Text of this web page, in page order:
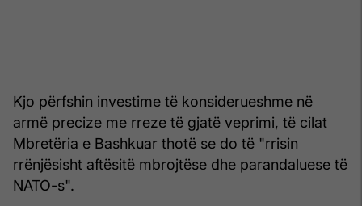
Kjo përfshin investime të konsiderueshme në
armë precize me rreze të gjatë veprimi, të cilat
Mbretëria e Bashkuar thotë se do të "rrisin
rrënjësisht aftësitë mbrojtëse dhe parandaluese të
NATO-s".